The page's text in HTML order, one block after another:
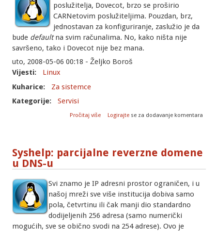
poslužitelja, Dovecot, brzo se proširio
CARNetovim poslužiteljima. Pouzdan, brz,
jednostavan za konfiguriranje, zaslužio je da
bude defaultna svim računalima. No, kako ništa nije
savršeno, tako i Dovecot nije bez mana.
uto, 2008-05-06 00:18 - Željko Boroš
Vijesti:
Linux
Kuharice:
Za sistemce
Kategorije:
Servisi
Pročitaj više
o Kako sačuvati POP3 indekse kod
Logirajte se za dodavanje komentara
Syshelp: parcijalne reverzne domene
u DNS-u
Svi znamo je IP adresni prostor ograničen, i u
našoj mreži sve više institucija dobiva samo
pola, četvrtinu ili čak manji dio standardno
dodijeljenih 256 adresa (samo numerički
mogućih, sve se obično svodi na 254 adrese). Ovo je